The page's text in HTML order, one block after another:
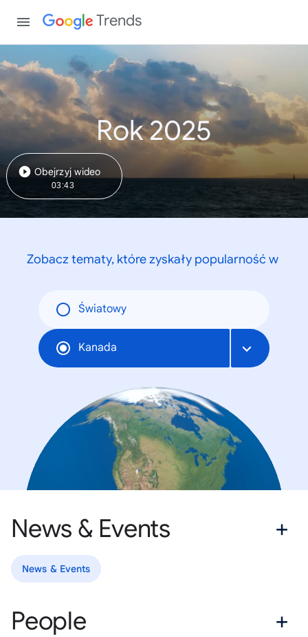
Trends
Rok 2025
Obejrzyj wideo
03:43
Zobacz tematy, które zyskały popularność w
Światowy
Kanada
News & Events
News & Events
People